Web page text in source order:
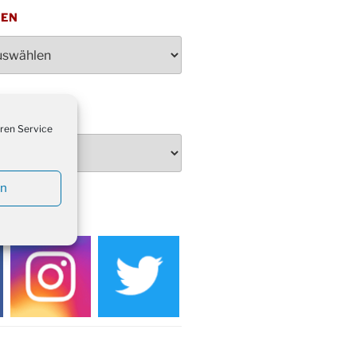
Service
von 16-20 Uhr
18:30 Uhr
um 16:00 Uhr
Umzug in Drabenderhöhe um
Drabenderhöhe um 11:15 Uhr
Ev. Gemeindehaus von 14-
des Honterus Chors im
um 19:00 Uhr
im Ev. Gemeindehaus von